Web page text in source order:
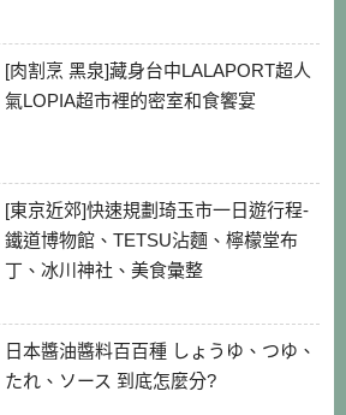
[肉割烹 黑泉]藏身台中LALAPORT超人
氣LOPIA超市裡的密室和食饗宴
[東京近郊]快速規劃琦玉市一日遊行程-
鐵道博物館、TETSU沾麵、檸檬堂布
丁、冰川神社、美食彙整
日本醬油醬料百百種 しょうゆ、つゆ、
たれ、ソース 到底怎麼分?